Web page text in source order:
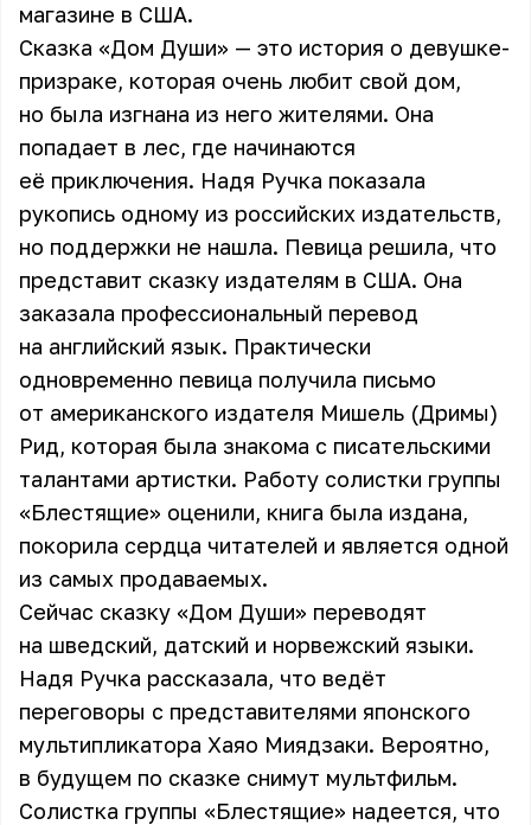
магазине в США.
Сказка «Дом Души» — это история о девушке-
призраке, которая очень любит свой дом,
но была изгнана из него жителями. Она
попадает в лес, где начинаются
её приключения. Надя Ручка показала
рукопись одному из российских издательств,
но поддержки не нашла. Певица решила, что
представит сказку издателям в США. Она
заказала профессиональный перевод
на английский язык. Практически
одновременно певица получила письмо
от американского издателя Мишель (Дримы)
Рид, которая была знакома с писательскими
талантами артистки. Работу солистки группы
«Блестящие» оценили, книга была издана,
покорила сердца читателей и является одной
из самых продаваемых.
Сейчас сказку «Дом Души» переводят
на шведский, датский и норвежский языки.
Надя Ручка рассказала, что ведёт
переговоры с представителями японского
мультипликатора Хаяо Миядзаки. Вероятно,
в будущем по сказке снимут мультфильм.
Солистка группы «Блестящие» надеется, что